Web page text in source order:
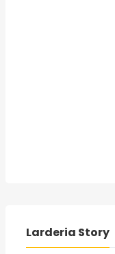
Larderia Story